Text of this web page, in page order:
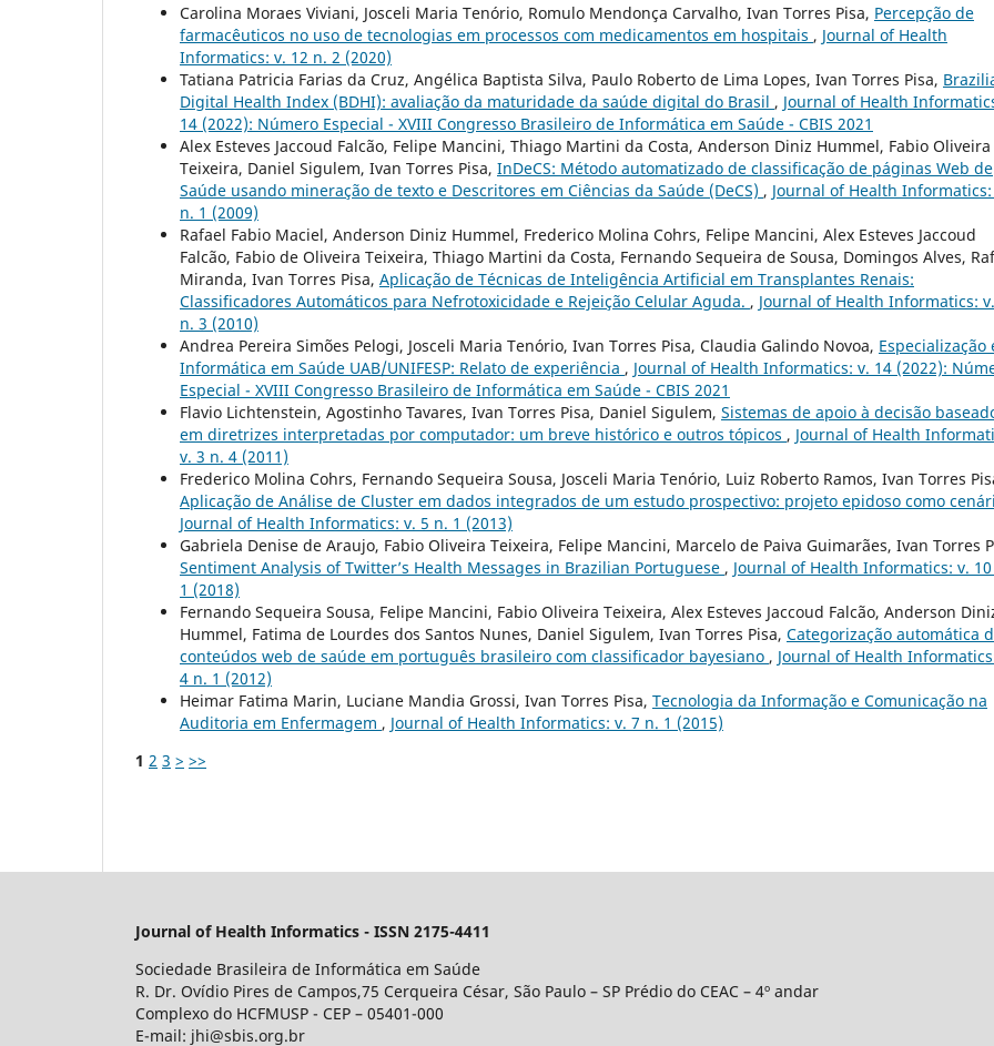
Carolina Moraes Viviani, Josceli Maria Tenório, Romulo Mendonça Carvalho, Ivan Torres Pisa, Percepção de
farmacêuticos no uso de tecnologias em processos com medicamentos em hospitais , Journal of Health
Informatics: v. 12 n. 2 (2020)
Tatiana Patricia Farias da Cruz, Angélica Baptista Silva, Paulo Roberto de Lima Lopes, Ivan Torres Pisa,
Digital Health Index (BDHI): avaliação da maturidade da saúde digital do Brasil , Journal of Health
14 (2022): Número Especial - XVIII Congresso Brasileiro de Informática em Saúde - CBIS 2021
Alex Esteves Jaccoud Falcão, Felipe Mancini, Thiago Martini da Costa, Anderson Diniz Hummel, Fabio Oliveira
Teixeira, Daniel Sigulem, Ivan Torres Pisa, InDeCS: Método automatizado de classificação de páginas Web de
Saúde usando mineração de texto e Descritores em Ciências da Saúde (DeCS) , Journal of Health Informatics:
n. 1 (2009)
Rafael Fabio Maciel, Anderson Diniz Hummel, Frederico Molina Cohrs, Felipe Mancini, Alex Esteves Jaccoud
Falcão, Fabio de Oliveira Teixeira, Thiago Martini da Costa, Fernando Sequeira de Sousa, Domingos Alves,
Miranda, Ivan Torres Pisa, Aplicação de Técnicas de Inteligência Artificial em Transplantes Renais:
Classificadores Automáticos para Nefrotoxicidade e Rejeição Celular Aguda. , Journal of Health Informatics:
n. 3 (2010)
Andrea Pereira Simões Pelogi, Josceli Maria Tenório, Ivan Torres Pisa, Claudia Galindo Novoa, Especialização
Informática em Saúde UAB/UNIFESP: Relato de experiência , Journal of Health Informatics: v. 14 (2022):
Especial - XVIII Congresso Brasileiro de Informática em Saúde - CBIS 2021
Flavio Lichtenstein, Agostinho Tavares, Ivan Torres Pisa, Daniel Sigulem, Sistemas de apoio à decisão
em diretrizes interpretadas por computador: um breve histórico e outros tópicos , Journal of Health
v. 3 n. 4 (2011)
Frederico Molina Cohrs, Fernando Sequeira Sousa, Josceli Maria Tenório, Luiz Roberto Ramos, Ivan Torres
Aplicação de Análise de Cluster em dados integrados de um estudo prospectivo: projeto epidoso como
Journal of Health Informatics: v. 5 n. 1 (2013)
Gabriela Denise de Araujo, Fabio Oliveira Teixeira, Felipe Mancini, Marcelo de Paiva Guimarães, Ivan Torres
Sentiment Analysis of Twitter’s Health Messages in Brazilian Portuguese , Journal of Health Informatics: v.
1 (2018)
Fernando Sequeira Sousa, Felipe Mancini, Fabio Oliveira Teixeira, Alex Esteves Jaccoud Falcão, Anderson
Hummel, Fatima de Lourdes dos Santos Nunes, Daniel Sigulem, Ivan Torres Pisa, Categorização automática
conteúdos web de saúde em português brasileiro com classificador bayesiano , Journal of Health
4 n. 1 (2012)
Heimar Fatima Marin, Luciane Mandia Grossi, Ivan Torres Pisa, Tecnologia da Informação e Comunicação na
Auditoria em Enfermagem , Journal of Health Informatics: v. 7 n. 1 (2015)
1 2 3 > >>
Journal of Health Informatics - ISSN 2175-4411
Sociedade Brasileira de Informática em Saúde
R. Dr. Ovídio Pires de Campos,75 Cerqueira César, São Paulo – SP Prédio do CEAC – 4º andar
Complexo do HCFMUSP - CEP – 05401-000
E-mail: jhi@sbis.org.br